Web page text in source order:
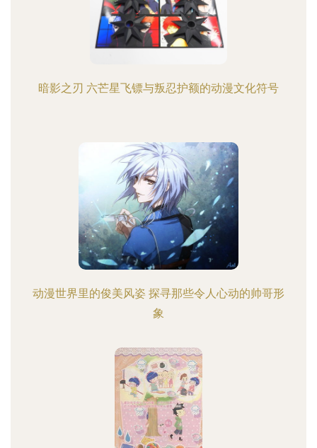
暗影之刃 六芒星飞镖与叛忍护额的动漫文化符号
动漫世界里的俊美风姿 探寻那些令人心动的帅哥形
象